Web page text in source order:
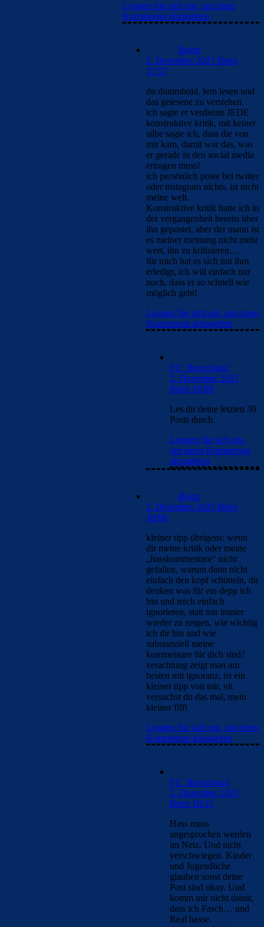
Loggen Sie sich ein, um einen
Kommentar abzugeben
Bojan
2. Dezember 2025 Beim
17:57
du dummbold, lern lesen und
das gelesene zu verstehen.
ich sagte er verdiente JEDE
konstruktive kritik, mit keiner
silbe sagte ich, dass die von
mir kam, damit war das, was
er gerade in den social media
ertragen muss!
ich persönlich poste bei twitter
oder instagram nichts, ist nicht
meine welt.
Konstruktive kritik hatte ich in
der vergangenheit bereits über
ihn gepostet, aber der mann ist
es meiner meinung nicht mehr
wert, ihn zu kritisieren…
für mich hat es sich mit ihm
erledigt, ich will einfach nur
noch, dass er so schnell wie
möglich geht!
Loggen Sie sich ein, um einen
Kommentar abzugeben
FC_Barcelona1
2. Dezember 2025
Beim 18:08
Les dir deine letzten 30
Posts durch.
Loggen Sie sich ein,
um einen Kommentar
abzugeben
Bojan
2. Dezember 2025 Beim
18:06
kleiner tipp übrigens: wenn
dir meine kritik oder meine
„hasskommentare“ nicht
gefallen, warum dann nicht
einfach den kopf schütteln, dir
denken was für ein depp ich
bin und mich einfach
ignorieren, statt mir immer
wieder zu zeigen, wie wichtig
ich dir bin und wie
substanziell meine
kommentare für dich sind?
verachtung zeigt man am
besten mit ignoranz, ist ein
kleiner tipp von mir, vlt
versuchst du das mal, mein
kleiner fiffi
Loggen Sie sich ein, um einen
Kommentar abzugeben
FC_Barcelona1
2. Dezember 2025
Beim 18:13
Hass muss
angesprochen werden
im Netz. Und nicht
verschwiegen. Kinder
und Jugendliche
glauben sonst deine
Post sind okay. Und
komm mir nicht damit,
dass ich Fasch… und
Real hasse.